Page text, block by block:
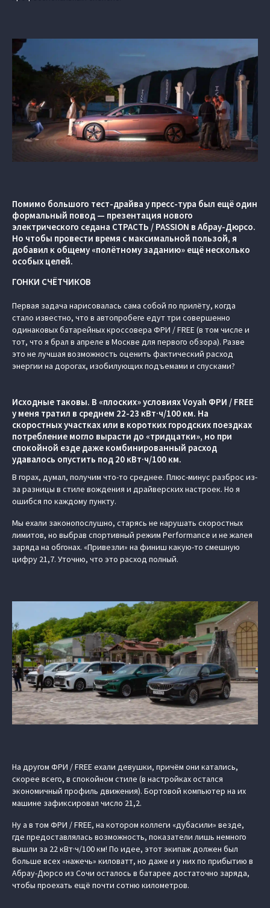
Помимо большого тест-драйва у пресс-тура был ещё один
формальный повод — презентация нового
электрического седана СТРАСТЬ / PASSION в Абрау-Дюрсо.
Но чтобы провести время с максимальной пользой, я
добавил к общему «полётному заданию» ещё несколько
особых целей.
ГОНКИ СЧЁТЧИКОВ
Первая задача нарисовалась сама собой по прилёту, когда
стало известно, что в автопробеге едут три совершенно
одинаковых батарейных кроссовера ФРИ / FREE (в том числе и
тот, что я брал в апреле в Москве для первого обзора). Разве
это не лучшая возможность оценить фактический расход
энергии на дорогах, изобилующих подъемами и спусками?
Исходные таковы. В «плоских» условиях Voyah ФРИ / FREE
у меня тратил в среднем 22-23 кВт·ч/100 км. На
скоростных участках или в коротких городских поездках
потребление могло вырасти до «тридцатки», но при
спокойной езде даже комбинированный расход
удавалось опустить под 20 кВт·ч/100 км.
В горах, думал, получим что-то среднее. Плюс-минус разброс из-
за разницы в стиле вождения и драйверских настроек. Но я
ошибся по каждому пункту.
Мы ехали законопослушно, старясь не нарушать скоростных
лимитов, но выбрав спортивный режим Performance и не жалея
заряда на обгонах. «Привезли» на финиш какую-то смешную
цифру 21,7. Уточню, что это расход полный.
На другом ФРИ / FREE ехали девушки, причём они катались,
скорее всего, в спокойном стиле (в настройках остался
экономичный профиль движения). Бортовой компьютер на их
машине зафиксировал число 21,2.
Ну а в том ФРИ / FREE, на котором коллеги «дубасили» везде,
где предоставлялась возможность, показатели лишь немного
вышли за 22 кВт·ч/100 км! По идее, этот экипаж должен был
больше всех «нажечь» киловатт, но даже и у них по прибытию в
Абрау-Дюрсо из Сочи осталось в батарее достаточно заряда,
чтобы проехать ещё почти сотню километров.